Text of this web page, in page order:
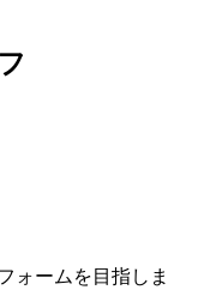
ォームを目指しま